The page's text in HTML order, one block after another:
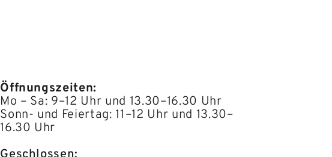
Öffnungszeiten:
Mo – Sa: 9–12 Uhr und 13.30–16.30 Uhr
Sonn- und Feiertag: 11–12 Uhr und 13.30–
16.30 Uhr